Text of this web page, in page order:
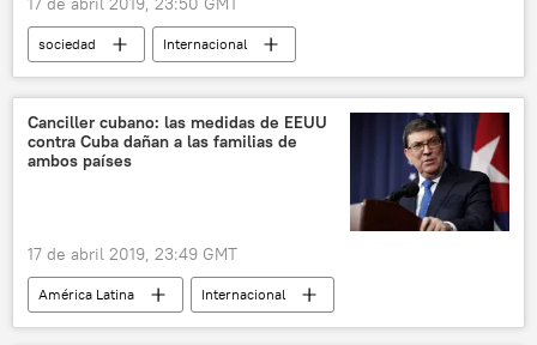
sociedad
Internacional
Vía Campesina
agroecología
reforma agraria
lucha campesina
noticias
Canciller cubano: las medidas de EEUU
contra Cuba dañan a las familias de
ambos países
17 de abril 2019, 23:49 GMT
América Latina
Internacional
América del Norte
Cuba
EEUU